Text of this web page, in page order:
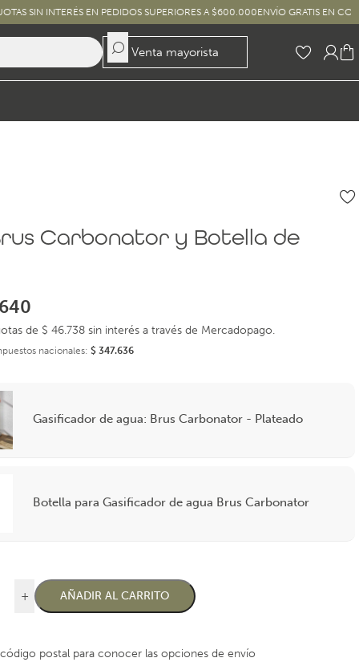
EN PEDIDOS SUPERIORES A $600.000 ENVÍO GRATIS EN COMPRAS
Venta mayorista
Carbonator y Botella de
de $ 46.738 sin interés a través de Mercadopago.
nacionales:$ 347.636
Gasificador de agua: Brus Carbonator - Plateado
Botella para Gasificador de agua Brus Carbonator
+ AÑADIR AL CARRITO
postal para conocer las opciones de envío